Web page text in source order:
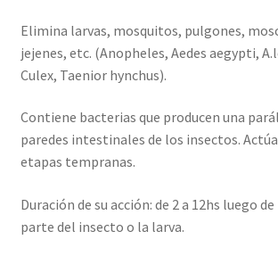
Elimina larvas, mosquitos, pulgones,
jejenes, etc. (Anopheles, Aedes aegypti,
Culex, Taenior hynchus).
Contiene bacterias que producen una
paredes intestinales de los insectos.
etapas tempranas.
Duración de su acción: de 2 a 12hs luego
parte del insecto o la larva.